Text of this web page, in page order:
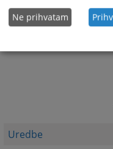
Uredbe
Ne prihvatam